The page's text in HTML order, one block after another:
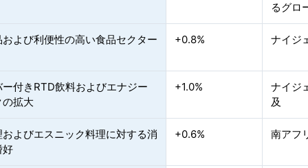
るグロ
よび利便性の高い食品セクター +0.8% ナイジ
付きRTD飲料およびエナジー
の拡大
+1.0%
ナイジ
及
よびエスニック料理に対する消
好
+0.6% 南アフ